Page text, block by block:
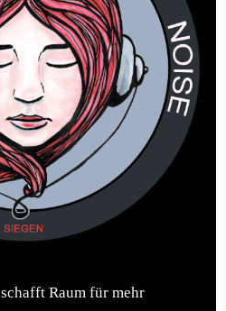
schafft Raum für mehr